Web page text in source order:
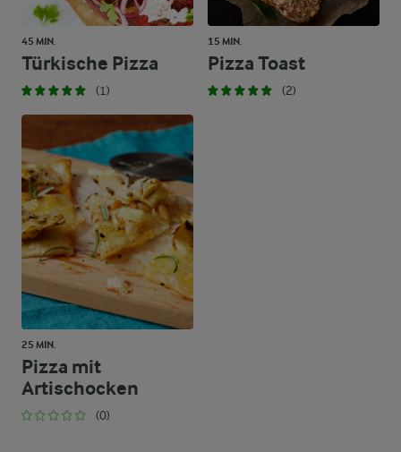
45 MIN.
Türkische Pizza
(1)
15 MIN.
Pizza Toast
(2)
25 MIN.
Pizza mit
Artischocken
(0)